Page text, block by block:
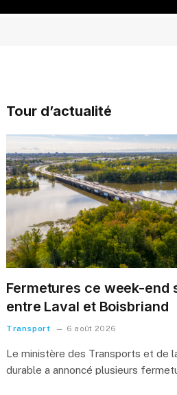
Tour d’actualité
Fermetures ce week-end
entre Laval et Boisbriand
Transport 6 août 2026
Le ministère des Transports et de
durable a annoncé plusieurs